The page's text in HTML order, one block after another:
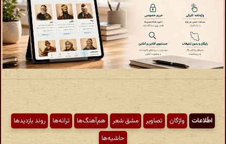
اطّلاعات واژگان تصاویر مشق شعر هم‌آهنگ‌ها ترانه‌ها
روند بازدیدها
حاشیه‌ها